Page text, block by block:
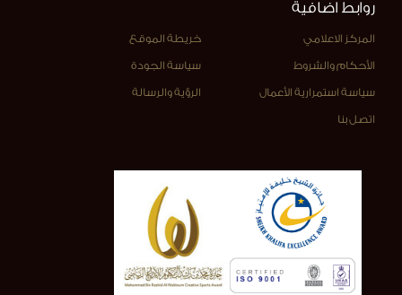
روابط اضافية
المركز الاعلامي خريطة الموقع
الأحكام والشروط سياسة الجودة
سياسة استمرارية الأعمال الرؤية والرسالة
اتصل بنا